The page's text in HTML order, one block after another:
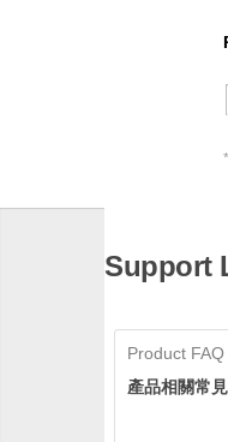
Support
Product FAQ
產品相關常